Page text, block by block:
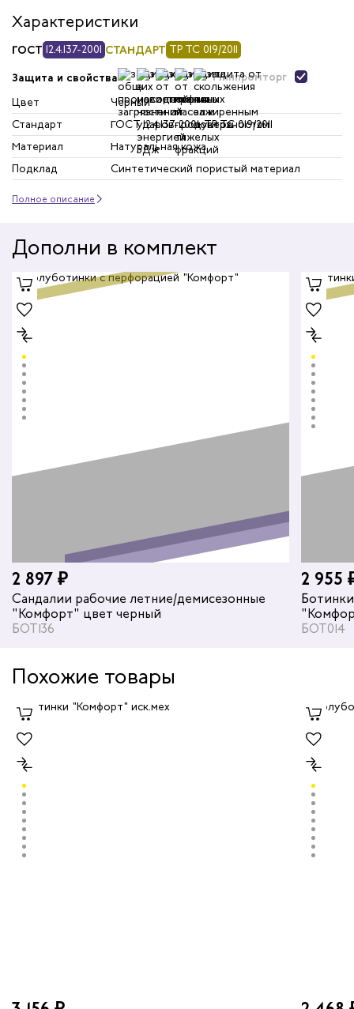
Характеристики
ГОСТ 12.4.137-2001 СТАНДАРТ ТР ТС 019/2011
Защита и свойства Минпромторг
Цвет
Черный
Стандарт
ГОСТ 12.4.137-2001; ТР ТС 019/2011
Материал
Натуральная кожа
Подклад
Синтетический пористый материал
Полное описание
Дополни в комплект
2 897 ₽
Сандалии рабочие летние/демисезонные
"Комфорт" цвет черный
БОТ136
2 955
БОТ014
Похожие товары